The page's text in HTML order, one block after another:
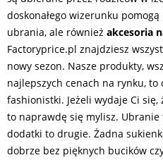
doskonałego wizerunku
ubrania, ale również akcesoria
Factoryprice.pl znajdziesz
nowy sezon. Nasze produkty,
najlepszych cenach na rynku,
fashionistki. Jeżeli wydaje Ci
to naprawdę się mylisz.
dodatki to drugie. Żadna
dobrze bez pięknych bucików